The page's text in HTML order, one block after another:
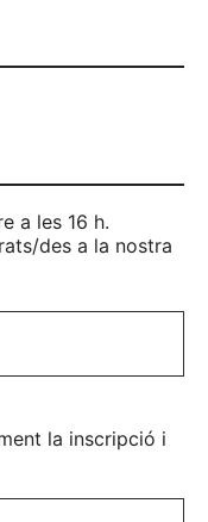
a les 16 h.
des a la nostra
la inscripció i